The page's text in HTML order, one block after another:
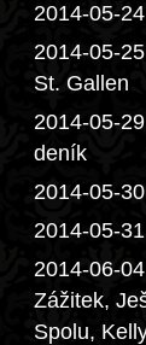
2014-05-
2014-05-
St. Gallen
2014-05-
deník
2014-05-
2014-05-
2014-06-
Zážitek,
Spolu,